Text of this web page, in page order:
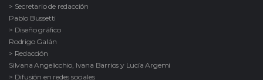
> Secretario de redacción
Pablo Bussetti
> Diseño gráfico
Rodrigo Galán
> Redacción
Silvana Angelicchio, Ivana Barrios y Lucía Argemi
> Difusión en redes sociales